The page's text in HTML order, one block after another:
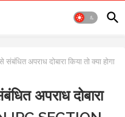
संबंधित अपराध दोबारा किया तो क्या होगा
अपराध दोबारा